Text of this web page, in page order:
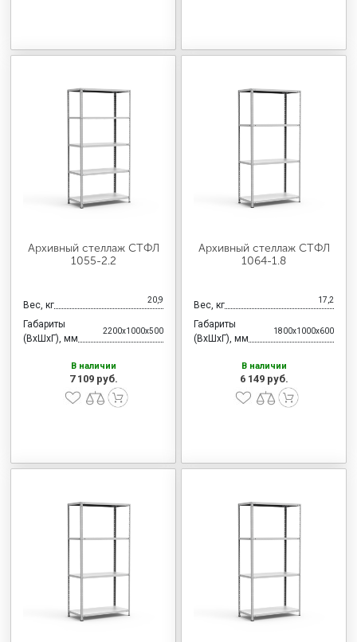
Архивный стеллаж СТФЛ
1055-2.2
Вес, кг 20,9
Габариты
(ВхШхГ), мм
2200x1000x500
В наличии
7 109 руб.
Архивный стеллаж СТФЛ
1064-1.8
Вес, кг 17,2
Габариты
(ВхШхГ), мм
1800x1000x600
В наличии
6 149 руб.